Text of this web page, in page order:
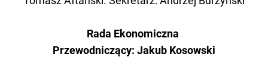
Rada Ekonomiczna
Przewodniczący: Jakub Kosowski